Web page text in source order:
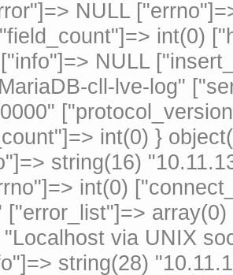
NULL
int(0)
NULL
cll-lve-log"
int(0) }
string(16)
int(0)
["error_list"]=>
via UNIX
string(28)